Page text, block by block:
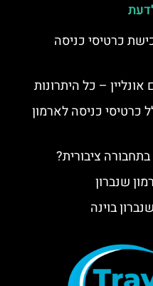
כרטיסי כניסה
– כל היתרונות
כרטיסי כניסה לארמון
ציבורית?
שנברון
בוינה